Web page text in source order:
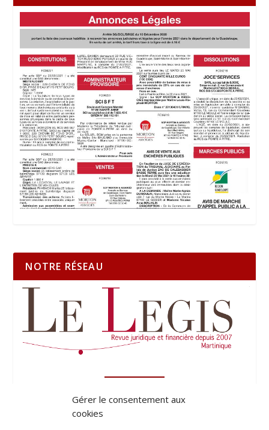
Gérer le consentement aux
cookies
NOTRE RÉSEAU